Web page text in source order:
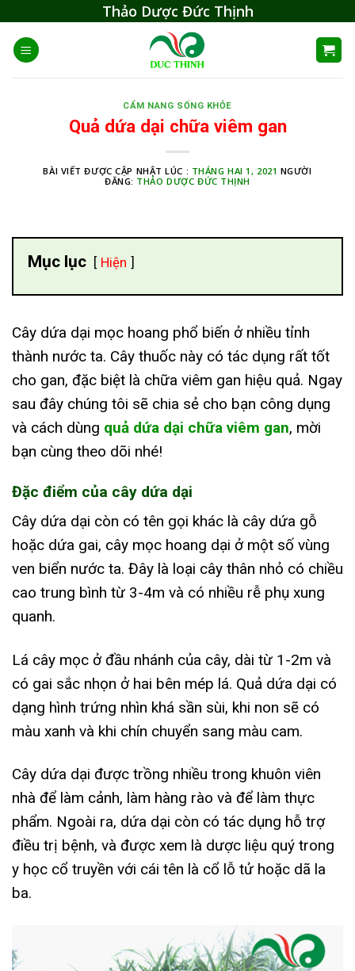
content
Thảo Dược Đức Thịnh
CẨM NANG SỐNG KHỎE
Quả dứa dại chữa viêm gan
BÀI VIẾT ĐƯỢC CẬP NHẬT LÚC : THÁNG HAI 1, 2021 NGƯỜI
ĐĂNG: THẢO DƯỢC ĐỨC THỊNH
Mục lục Hiện
Cây dứa dại mọc hoang phổ biến ở nhiều tỉnh
thành nước ta. Cây thuốc này có tác dụng rất tốt
cho gan, đặc biệt là chữa viêm gan hiệu quả. Ngay
sau đây chúng tôi sẽ chia sẻ cho bạn công dụng
và cách dùng quả dứa dại chữa viêm gan, mời
bạn cùng theo dõi nhé!
Đặc điểm của cây dứa dại
Cây dứa dại còn có tên gọi khác là cây dứa gỗ
hoặc dứa gai, cây mọc hoang dại ở một số vùng
ven biển nước ta. Đây là loại cây thân nhỏ có chiều
cao trung bình từ 3-4m và có nhiều rễ phụ xung
quanh.
Lá cây mọc ở đầu nhánh của cây, dài từ 1-2m và
có gai sắc nhọn ở hai bên mép lá. Quả dứa dại có
dạng hình trứng nhìn khá sần sùi, khi non sẽ có
màu xanh và khi chín chuyển sang màu cam.
Cây dứa dại được trồng nhiều trong khuôn viên
nhà để làm cảnh, làm hàng rào và để làm thực
phẩm. Ngoài ra, dứa dại còn có tác dụng hỗ trợ
điều trị bệnh, và được xem là dược liệu quý trong
y học cổ truyền với cái tên là cổ lỗ tử hoặc dã la
ba.